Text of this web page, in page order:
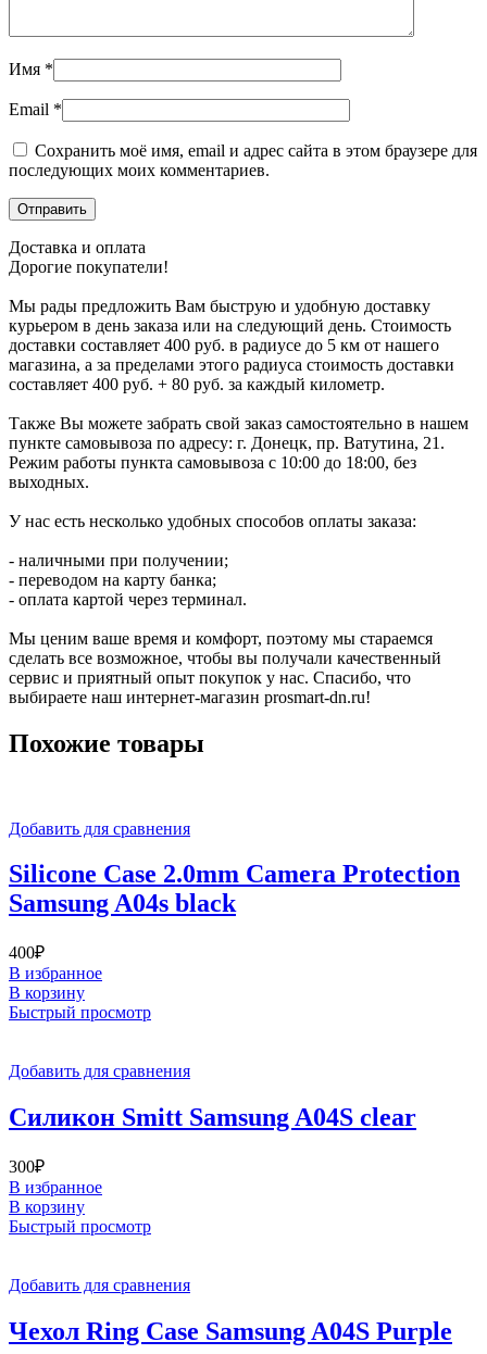
Имя *
Email *
Сохранить моё имя, email и адрес сайта в этом браузере для
последующих моих комментариев.
Доставка и оплата
Дорогие покупатели!
Мы рады предложить Вам быструю и удобную доставку
курьером в день заказа или на следующий день. Стоимость
доставки составляет 400 руб. в радиусе до 5 км от нашего
магазина, а за пределами этого радиуса стоимость доставки
составляет 400 руб. + 80 руб. за каждый километр.
Также Вы можете забрать свой заказ самостоятельно в нашем
пункте самовывоза по адресу: г. Донецк, пр. Ватутина, 21.
Режим работы пункта самовывоза с 10:00 до 18:00, без
выходных.
У нас есть несколько удобных способов оплаты заказа:
- наличными при получении;
- переводом на карту банка;
- оплата картой через терминал.
Мы ценим ваше время и комфорт, поэтому мы стараемся
сделать все возможное, чтобы вы получали качественный
сервис и приятный опыт покупок у нас. Спасибо, что
выбираете наш интернет-магазин prosmart-dn.ru!
Похожие товары
Добавить для сравнения
Silicone Case 2.0mm Camera Protection
Samsung A04s black
400₽
В избранное
В корзину
Быстрый просмотр
Добавить для сравнения
Силикон Smitt Samsung A04S clear
300₽
В избранное
В корзину
Быстрый просмотр
Добавить для сравнения
Чехол Ring Case Samsung A04S Purple